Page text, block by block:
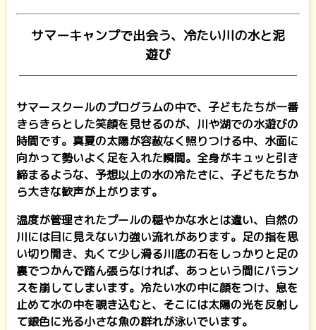
サマーキャンプで出会う、冷たい川の水と泥
遊び
サマースクールのプログラムの中で、子どもたちが一番
きらきらとした笑顔を見せるのが、川や湖での水遊びの
時間です。真夏の太陽が容赦なく照りつける中、水面に
向かって勢いよく足を入れた瞬間。全身がキュッと引き
締まるような、予想以上の水の冷たさに、子どもたちか
ら大きな歓声が上がります。
温度が管理されたプールの穏やかな水とは違い、自然の
川には目に見えない力強い流れがあります。足の指を思
い切り開き、丸くて少し滑る川底の石をしっかりと足の
裏でつかんで踏ん張らなければ、あっという間にバラン
スを崩してしまいます。冷たい水の中に顔をつけ、息を
止めて水の中を覗き込むと、そこには太陽の光を反射し
て銀色に光る小さな魚の群れが泳いでいます。